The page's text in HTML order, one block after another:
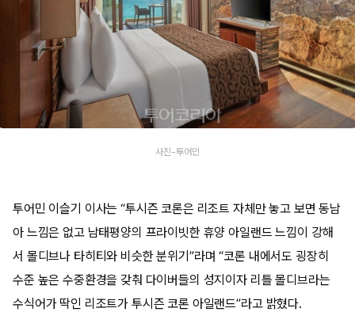
사진-투어민
투어민 이슬기 이사는 “투시즌 코론은 리조트 자체만 놓고 보면 동남
아 느낌은 없고 남태평양의 프라이빗한 휴양 아일랜드 느낌이 강해
서 몰디브나 타히티와 비슷한 분위기”라며 “코론 내에서도 굉장히
수준 높은 수중환경을 갖춰 다이버들의 성지이자 리틀 몰디브라는
수식어가 딱인 리조트가 투시즌 코론 아일랜드”라고 밝혔다.